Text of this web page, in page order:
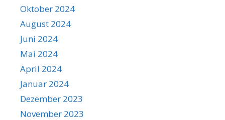
Oktober 2024
August 2024
Juni 2024
Mai 2024
April 2024
Januar 2024
Dezember 2023
November 2023